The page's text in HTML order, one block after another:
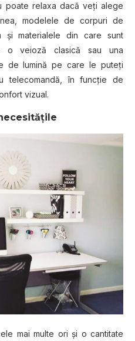
poate relaxa dacă veţi alege
modelele de corpuri de
şi materialele din care sunt
o veioză clasică sau una
de lumină pe care le puteţi
telecomandă, în funcţie de
vizual.
mai multe ori şi o cantitate